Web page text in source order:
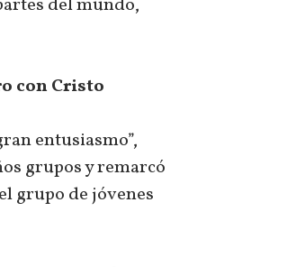
del mundo,
con Cristo
entusiasmo”,
grupos y remarcó
grupo de jóvenes